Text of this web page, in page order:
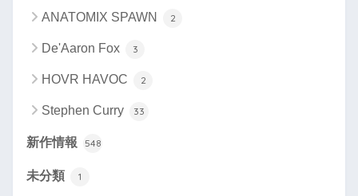
ANATOMIX SPAWN 2
De'Aaron Fox 3
HOVR HAVOC 2
Stephen Curry 33
新作情報 548
未分類 1